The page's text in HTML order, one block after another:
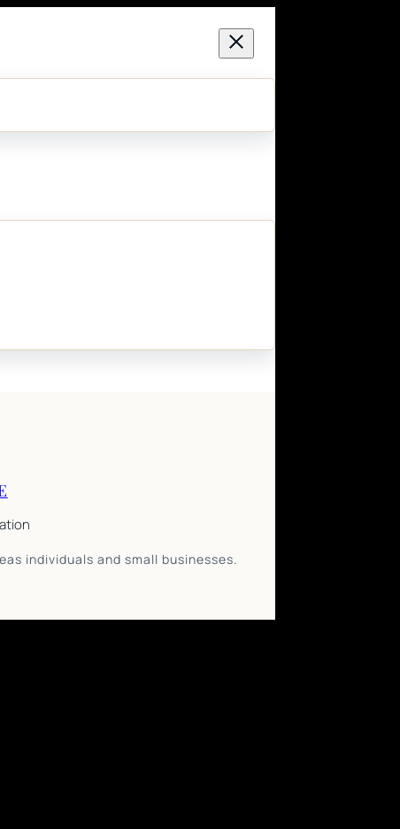
individuals and small businesses.